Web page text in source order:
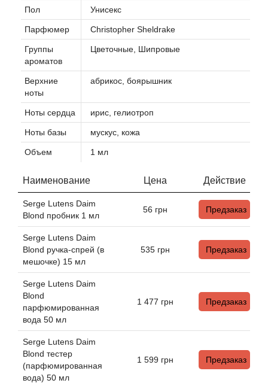
Пол Унисекс
Парфюмер Christopher Sheldrake
Группы
ароматов
Цветочные, Шипровые
Верхние
ноты
абрикос, боярышник
Ноты сердца ирис, гелиотроп
Ноты базы мускус, кожа
Объем 1 мл
Наименование Цена Действие
Serge Lutens Daim
Blond пробник 1 мл
56 грн Предзаказ
Serge Lutens Daim
Blond ручка-спрей (в
мешочке) 15 мл
535 грн Предзаказ
Serge Lutens Daim
Blond
парфюмированная
вода 50 мл
1 477 грн Предзаказ
Serge Lutens Daim
Blond тестер
(парфюмированная
вода) 50 мл
1 599 грн Предзаказ
Afnan
Agatha Ruiz de la Prada
Agent Provocateur
Agonist
Aigner
Aj Arabia (Widian)
Ajmal
Al Haramain
Al Jazeera
Alaia Paris
Alexander McQueen
Alexandre Barthet
Alexandre J